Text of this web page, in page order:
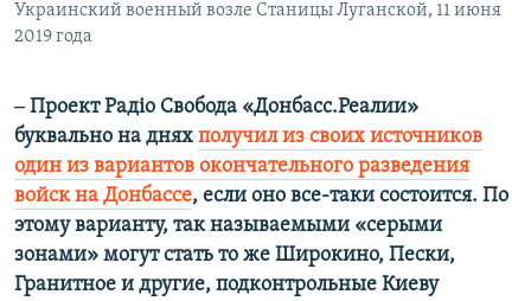
Украинский военный возле Станицы Луганской, 11 июня
2019 года
‒ Проект Радіо Свобода «Донбасс.Реалии»
буквально на днях получил из своих источников
один из вариантов окончательного разведения
войск на Донбассе, если оно все-таки состоится. По
этому варианту, так называемыми «серыми
зонами» могут стать то же Широкино, Пески,
Гранитное и другие, подконтрольные Киеву